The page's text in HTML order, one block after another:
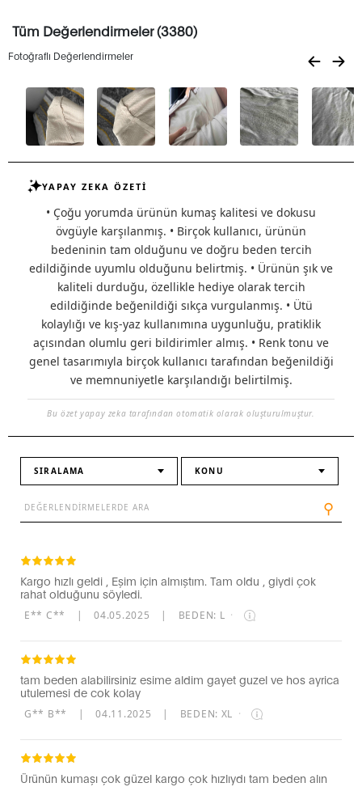
Tüm Değerlendirmeler (3380)
Fotoğraflı Değerlendirmeler
YAPAY ZEKA ÖZETİ
• Çoğu yorumda ürünün kumaş kalitesi ve dokusu
övgüyle karşılanmış. • Birçok kullanıcı, ürünün
bedeninin tam olduğunu ve doğru beden tercih
edildiğinde uyumlu olduğunu belirtmiş. • Ürünün şık ve
kaliteli durduğu, özellikle hediye olarak tercih
edildiğinde beğenildiği sıkça vurgulanmış. • Ütü
kolaylığı ve kış-yaz kullanımına uygunluğu, pratiklik
açısından olumlu geri bildirimler almış. • Renk tonu ve
genel tasarımıyla birçok kullanıcı tarafından beğenildiği
ve memnuniyetle karşılandığı belirtilmiş.
Bu özet yapay zeka tarafından otomatik olarak oluşturulmuştur.
SIRALAMA KONU
⚲
Kargo hızlı geldi , Eşim için almıştım. Tam oldu , giydi çok
rahat olduğunu söyledi.
E** C** | 04.05.2025 | BEDEN: L ·
tam beden alabilirsiniz esime aldim gayet guzel ve hos ayrica
utulemesi de cok kolay
G** B** | 04.11.2025 | BEDEN: XL ·
Ürünün kumaşı çok güzel kargo çok hızlıydı tam beden alın